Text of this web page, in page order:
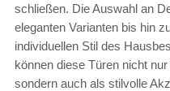
schließen. Die Auswahl an
eleganten Varianten bis hin
individuellen Stil des
können diese Türen nicht
sondern auch als stilvolle